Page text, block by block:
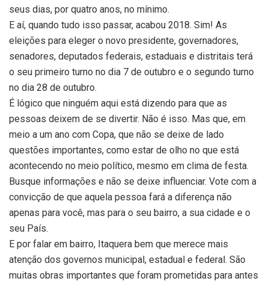
seus dias, por quatro anos, no mínimo.
E aí, quando tudo isso passar, acabou 2018. Sim! As
eleições para eleger o novo presidente, governadores,
senadores, deputados federais, estaduais e distritais terá
o seu primeiro turno no dia 7 de outubro e o segundo turno
no dia 28 de outubro.
É lógico que ninguém aqui está dizendo para que as
pessoas deixem de se divertir. Não é isso. Mas que, em
meio a um ano com Copa, que não se deixe de lado
questões importantes, como estar de olho no que está
acontecendo no meio político, mesmo em clima de festa.
Busque informações e não se deixe influenciar. Vote com a
convicção de que aquela pessoa fará a diferença não
apenas para você, mas para o seu bairro, a sua cidade e o
seu País.
E por falar em bairro, Itaquera bem que merece mais
atenção dos governos municipal, estadual e federal. São
muitas obras importantes que foram prometidas para antes